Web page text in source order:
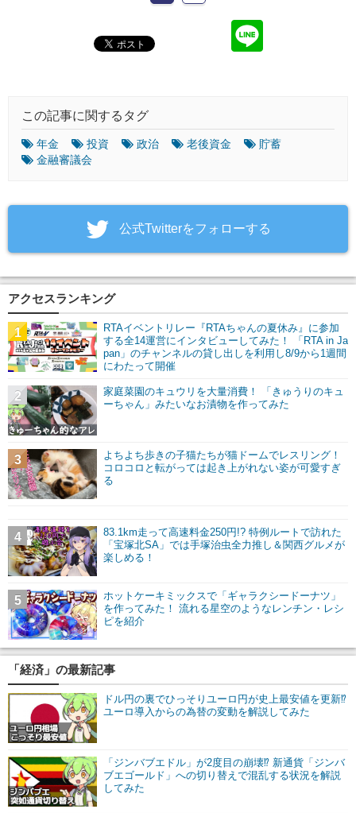
この記事に関するタグ
年金 投資 政治 老後資金
貯蓄
金融審議会
‎公式Twitterをフォローする
アクセスランキング
RTAイベントリレー『RTAちゃんの夏休み』に参加
する全14運営にインタビューしてみた！ 「RTA in Ja
pan」のチャンネルの貸し出しを利用し8/9から1週間
にわたって開催
1
家庭菜園のキュウリを大量消費！ 「きゅうりのキュ
ーちゃん」みたいなお漬物を作ってみた
2
よちよち歩きの子猫たちが猫ドームでレスリング！
コロコロと転がっては起き上がれない姿が可愛すぎ
る
3
83.1km走って高速料金250円!? 特例ルートで訪れた
「宝塚北SA」では手塚治虫全力推し＆関西グルメが
楽しめる！
4
ホットケーキミックスで「ギャラクシードーナツ」
を作ってみた！ 流れる星空のようなレンチン・レシ
ピを紹介
5
「経済」の最新記事
ドル円の裏でひっそりユーロ円が史上最安値を更新⁉
ユーロ導入からの為替の変動を解説してみた
「ジンバブエドル」が2度目の崩壊⁉ 新通貨「ジンバ
ブエゴールド」への切り替えで混乱する状況を解説
してみた